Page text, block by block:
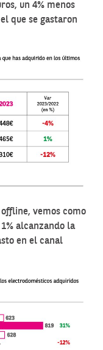
un 4% menos
que se gastaron
vemos como
alcanzando la
en el canal